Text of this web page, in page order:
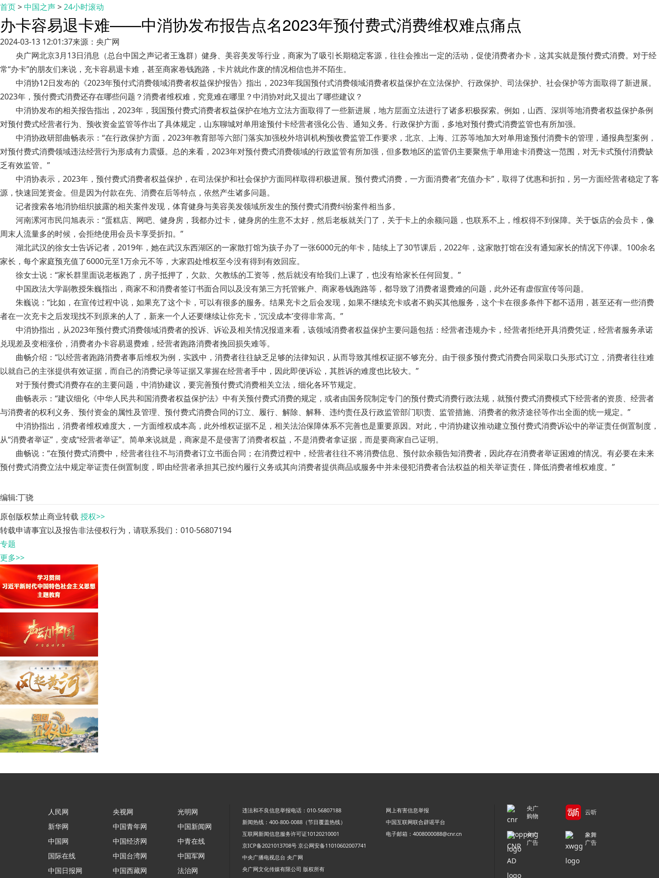
首页>中国之声>24小时滚动
办卡容易退卡难——中消协发布报告点名2023年预付费式消费维权难点痛点
2024-03-13 12:01:37来源：央广网
央广网北京3月13日消息（总台中国之声记者王逸群）健身、美容美发等行业，商家为了吸引长期稳定客源，往往会推出一定的活动，促使消费者办卡，这其实就是预付费式消费。对于经
常“办卡”的朋友们来说，充卡容易退卡难，甚至商家卷钱跑路，卡片就此作废的情况相信也并不陌生。
中消协12日发布的《2023年预付式消费领域消费者权益保护报告》指出，2023年我国预付式消费领域消费者权益保护在立法保护、行政保护、司法保护、社会保护等方面取得了新进展。
2023年，预付费式消费还存在哪些问题？消费者维权难，究竟难在哪里？中消协对此又提出了哪些建议？
中消协发布的相关报告指出，2023年，我国预付费式消费者权益保护在地方立法方面取得了一些新进展，地方层面立法进行了诸多积极探索。例如，山西、深圳等地消费者权益保护条例
对预付费式经营者行为、预收资金监管等作出了具体规定，山东聊城对单用途预付卡经营者强化公告、通知义务。行政保护方面，多地对预付费式消费监管也有所加强。
中消协政研部曲畅表示：“在行政保护方面，2023年教育部等六部门落实加强校外培训机构预收费监管工作要求，北京、上海、江苏等地加大对单用途预付消费卡的管理，通报典型案例，
对预付费式消费领域违法经营行为形成有力震慑。总的来看，2023年对预付费式消费领域的行政监管有所加强，但多数地区的监管仍主要聚焦于单用途卡消费这一范围，对无卡式预付消费缺
乏有效监管。”
中消协表示，2023年，预付费式消费者权益保护，在司法保护和社会保护方面同样取得积极进展。预付费式消费，一方面消费者“充值办卡”，取得了优惠和折扣，另一方面经营者稳定了客
源，快速回笼资金。但是因为付款在先、消费在后等特点，依然产生诸多问题。
记者搜索各地消协组织披露的相关案件发现，体育健身与美容美发领域所发生的预付费式消费纠纷案件相当多。
河南漯河市民闫旭表示：“蛋糕店、网吧、健身房，我都办过卡，健身房的生意不太好，然后老板就关门了，关于卡上的余额问题，也联系不上，维权得不到保障。关于饭店的会员卡，像
周末人流量多的时候，会拒绝使用会员卡享受折扣。”
湖北武汉的徐女士告诉记者，2019年，她在武汉东西湖区的一家散打馆为孩子办了一张6000元的年卡，陆续上了30节课后，2022年，这家散打馆在没有通知家长的情况下停课。100余名
家长，每个家庭预充值了6000元至1万余元不等，大家四处维权至今没有得到有效回应。
徐女士说：“家长群里面说老板跑了，房子抵押了，欠款、欠教练的工资等，然后就没有给我们上课了，也没有给家长任何回复。”
中国政法大学副教授朱巍指出，商家不和消费者签订书面合同以及没有第三方托管账户、商家卷钱跑路等，都导致了消费者退费难的问题，此外还有虚假宣传等问题。
朱巍说：“比如，在宣传过程中说，如果充了这个卡，可以有很多的服务。结果充卡之后会发现，如果不继续充卡或者不购买其他服务，这个卡在很多条件下都不适用，甚至还有一些消费
者在一次充卡之后发现找不到原来的人了，新来一个人还要继续让你充卡，‘沉没成本’变得非常高。”
中消协指出，从2023年预付费式消费领域消费者的投诉、诉讼及相关情况报道来看，该领域消费者权益保护主要问题包括：经营者违规办卡，经营者拒绝开具消费凭证，经营者服务承诺
兑现差及变相涨价，消费者办卡容易退费难，经营者跑路消费者挽回损失难等。
曲畅介绍：“以经营者跑路消费者事后维权为例，实践中，消费者往往缺乏足够的法律知识，从而导致其维权证据不够充分。由于很多预付费式消费合同采取口头形式订立，消费者往往难
以就自己的主张提供有效证据，而自己的消费记录等证据又掌握在经营者手中，因此即便诉讼，其胜诉的难度也比较大。”
对于预付费式消费存在的主要问题，中消协建议，要完善预付费式消费相关立法，细化各环节规定。
曲畅表示：“建议细化《中华人民共和国消费者权益保护法》中有关预付费式消费的规定，或者由国务院制定专门的预付费式消费行政法规，就预付费式消费模式下经营者的资质、经营者
与消费者的权利义务、预付资金的属性及管理、预付费式消费合同的订立、履行、解除、解释、违约责任及行政监管部门职责、监管措施、消费者的救济途径等作出全面的统一规定。”
中消协指出，消费者维权难度大，一方面维权成本高，此外维权证据不足，相关法治保障体系不完善也是重要原因。对此，中消协建议推动建立预付费式消费诉讼中的举证责任倒置制度，
从“消费者举证”，变成“经营者举证”。简单来说就是，商家是不是侵害了消费者权益，不是消费者拿证据，而是要商家自己证明。
曲畅说：“在预付费式消费中，经营者往往不与消费者订立书面合同；在消费过程中，经营者往往不将消费信息、预付款余额告知消费者，因此存在消费者举证困难的情况。有必要在未来
预付费式消费立法中规定举证责任倒置制度，即由经营者承担其已按约履行义务或其向消费者提供商品或服务中并未侵犯消费者合法权益的相关举证责任，降低消费者维权难度。”
编辑:丁骁
原创版权禁止商业转载 授权>>
转载申请事宜以及报告非法侵权行为，请联系我们：010-56807194
专题
更多>>
人民网
新华网
中国网
国际在线
中国日报网
央视网
中国青年网
中国经济网
中国台湾网
中国西藏网
光明网
中国新闻网
中青在线
中国军网
法治网
违法和不良信息举报电话：010-56807188
网上有害信息举报
新闻热线：400-800-0088（节目覆盖热线）
中国互联网联合辟谣平台
互联网新闻信息服务许可证10120210001
电子邮箱：4008000088@cnr.cn
京ICP备2021013708号 京公网安备11010602007741
中央广播电视总台 央广网
央广网文化传媒有限公司 版权所有
央广
购物
云听
央广
广告
象舞
广告